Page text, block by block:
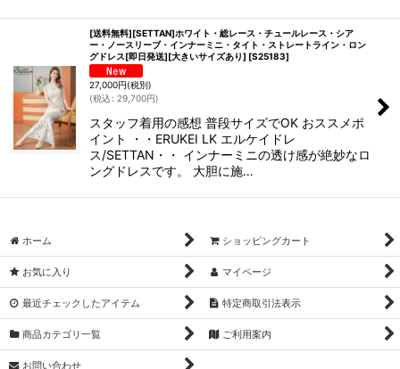
[送料無料][SETTAN]ホワイト・総レース・チュールレース・シア
ー・ノースリーブ・インナーミニ・タイト・ストレートライン・ロン
グドレス[即日発送][大きいサイズあり] [S25183]
27,000円(税別)
(税込 : 29,700円)
スタッフ着用の感想 普段サイズでOK おススメポ
イント ・・ERUKEI LK エルケイドレ
ス/SETTAN・・ インナーミニの透け感が絶妙なロ
ングドレスです。 大胆に施…
ホーム ショッピングカート
お気に入り マイページ
最近チェックしたアイテム 特定商取引法表示
商品カテゴリ一覧 ご利用案内
お問い合わせ